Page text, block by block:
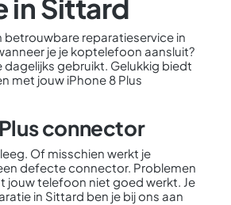
in Sittard
betrouwbare reparatieservice in
je je koptelefoon aansluit?
gebruikt. Gelukkig biedt
met jouw iPhone 8 Plus
connector
Of misschien werkt je
defecte connector. Problemen
jouw telefoon niet goed werkt. Je
in Sittard ben je bij ons aan